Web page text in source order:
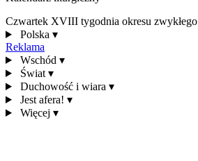
Czwartek XVIII tygodnia okresu zwykłego
Polska ▾
Reklama
Wschód ▾
Świat ▾
Duchowość i wiara ▾
Jest afera! ▾
Więcej ▾